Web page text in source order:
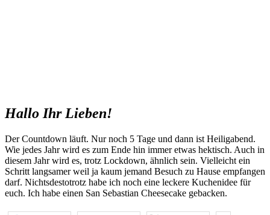
Hallo Ihr Lieben!
Der Countdown läuft. Nur noch 5 Tage und dann ist Heiligabend.
Wie jedes Jahr wird es zum Ende hin immer etwas hektisch. Auch in
diesem Jahr wird es, trotz Lockdown, ähnlich sein. Vielleicht ein
Schritt langsamer weil ja kaum jemand Besuch zu Hause empfangen
darf. Nichtsdestotrotz habe ich noch eine leckere Kuchenidee für
euch. Ich habe einen San Sebastian Cheesecake gebacken.